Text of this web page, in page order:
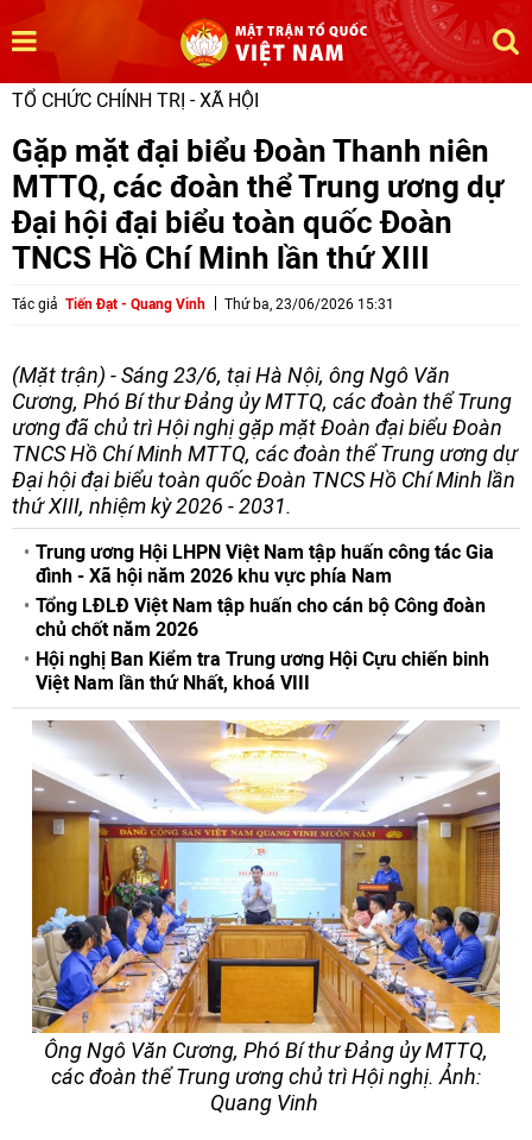
TỔ CHỨC CHÍNH TRỊ - XÃ HỘI
Gặp mặt đại biểu Đoàn Thanh niên
MTTQ, các đoàn thể Trung ương dự
Đại hội đại biểu toàn quốc Đoàn
TNCS Hồ Chí Minh lần thứ XIII
Tác giả Tiến Đạt - Quang Vinh Thứ ba, 23/06/2026 15:31
(Mặt trận) - Sáng 23/6, tại Hà Nội, ông Ngô Văn
Cương, Phó Bí thư Đảng ủy MTTQ, các đoàn thể Trung
ương đã chủ trì Hội nghị gặp mặt Đoàn đại biểu Đoàn
TNCS Hồ Chí Minh MTTQ, các đoàn thể Trung ương dự
Đại hội đại biểu toàn quốc Đoàn TNCS Hồ Chí Minh lần
thứ XIII, nhiệm kỳ 2026 - 2031.
Trung ương Hội LHPN Việt Nam tập huấn công tác Gia
đình - Xã hội năm 2026 khu vực phía Nam
Tổng LĐLĐ Việt Nam tập huấn cho cán bộ Công đoàn
chủ chốt năm 2026
Hội nghị Ban Kiểm tra Trung ương Hội Cựu chiến binh
Việt Nam lần thứ Nhất, khoá VIII
Ông Ngô Văn Cương, Phó Bí thư Đảng ủy MTTQ,
các đoàn thể Trung ương chủ trì Hội nghị. Ảnh:
Quang Vinh